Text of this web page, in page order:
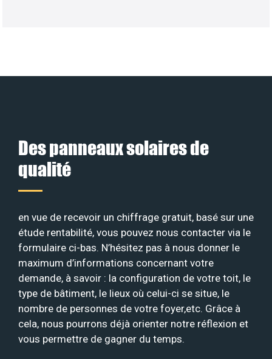
Des panneaux solaires de
qualité
en vue de recevoir un chiffrage gratuit, basé sur une
étude rentabilité, vous pouvez nous contacter via le
formulaire ci-bas. N’hésitez pas à nous donner le
maximum d’informations concernant votre
demande, à savoir : la configuration de votre toit, le
type de bâtiment, le lieux où celui-ci se situe, le
nombre de personnes de votre foyer,etc. Grâce à
cela, nous pourrons déjà orienter notre réflexion et
vous permettre de gagner du temps.